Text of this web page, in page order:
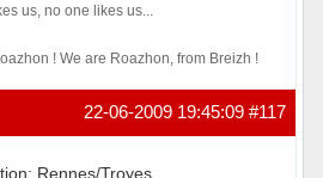
us, no one likes us...
! We are Roazhon, from Breizh !
#117
22-06-2009 19:45:09
Rennes/Troyes